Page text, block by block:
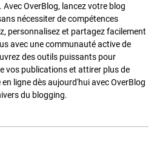
OverBlog, lancez votre blog
nécessiter de compétences
personnalisez et partagez facilement
avec une communauté active de
des outils puissants pour
vos publications et attirer plus de
ligne dès aujourd'hui avec OverBlog
du blogging.